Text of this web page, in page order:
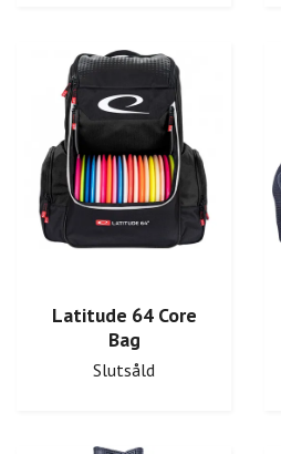
Latitude 64 Core
Bag
Slutsåld